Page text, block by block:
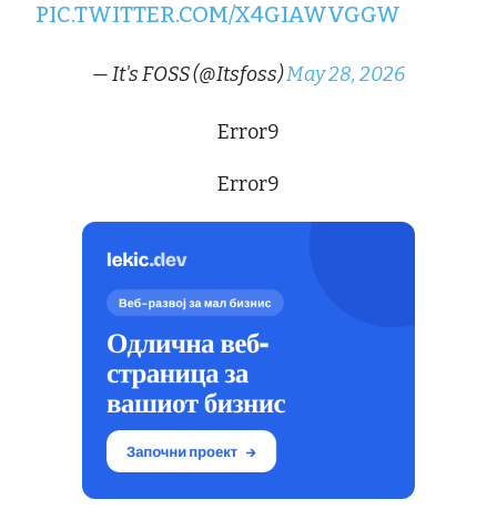
PIC.TWITTER.COM/X4GIAWVGGW
— It's FOSS (@Itsfoss)May 28, 2026
Error9
Error9